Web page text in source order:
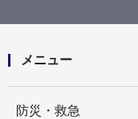
大規模改修
び記念公演を
メニュー
防災・救急